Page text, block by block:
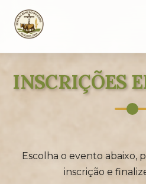
INSCRIÇÕES
Escolha o evento abaixo,
inscrição e